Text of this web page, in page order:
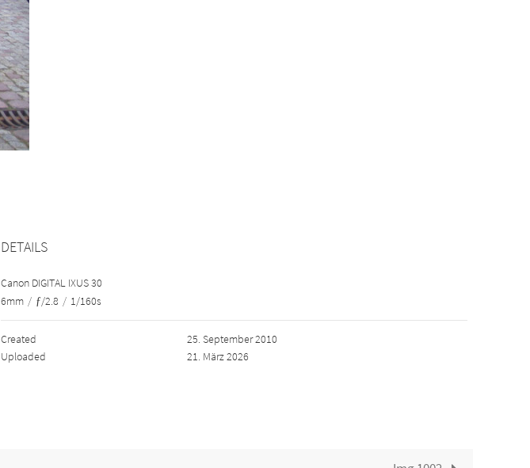
DETAILS
Canon DIGITAL IXUS 30
6mm / ƒ/2.8 / 1/160s
Created
25. September 2010
Uploaded
21. März 2026